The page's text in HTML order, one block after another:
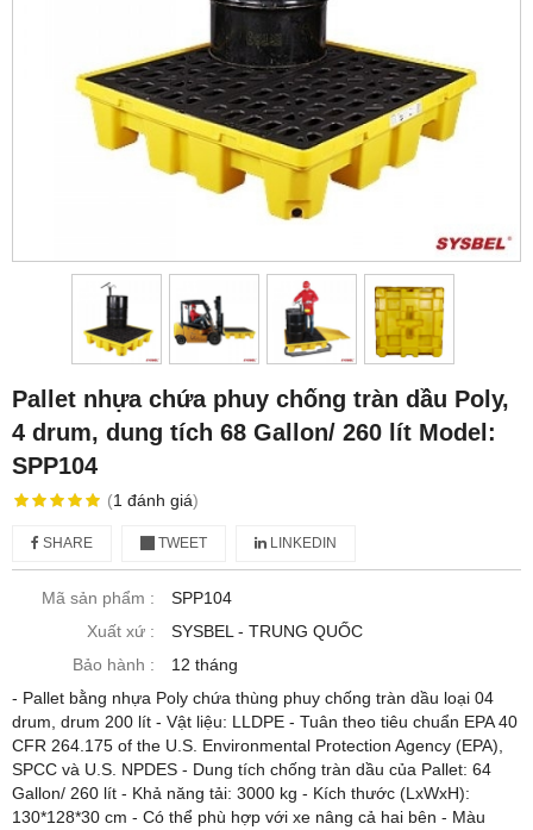
Pallet nhựa chứa phuy chống tràn dầu Poly,
4 drum, dung tích 68 Gallon/ 260 lít Model:
SPP104
(1 đánh giá)
SHARE TWEET LINKEDIN
Mã sản phẩm :
SPP104
Xuất xứ :
SYSBEL - TRUNG QUỐC
Bảo hành :
12 tháng
- Pallet bằng nhựa Poly chứa thùng phuy chống tràn dầu loại 04
drum, drum 200 lít - Vật liệu: LLDPE - Tuân theo tiêu chuẩn EPA 40
CFR 264.175 of the U.S. Environmental Protection Agency (EPA),
SPCC và U.S. NPDES - Dung tích chống tràn dầu của Pallet: 64
Gallon/ 260 lít - Khả năng tải: 3000 kg - Kích thước (LxWxH):
130*128*30 cm - Có thể phù hợp với xe nâng cả hai bên - Màu